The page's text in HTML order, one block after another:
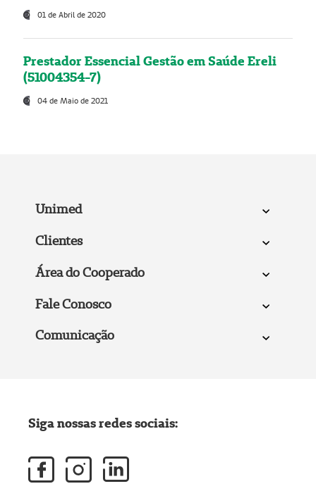
01 de Abril de 2020
Prestador Essencial Gestão em Saúde Ereli
(51004354-7)
04 de Maio de 2021
Unimed
Clientes
Área do Cooperado
Fale Conosco
Comunicação
Siga nossas redes sociais: